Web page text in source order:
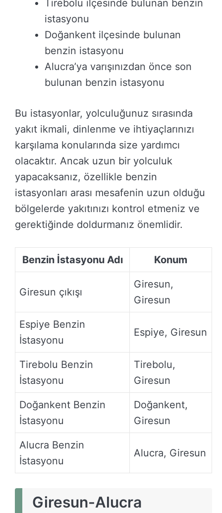
Tirebolu ilçesinde bulunan benzin
istasyonu
Doğankent ilçesinde bulunan
benzin istasyonu
Alucra’ya varışınızdan önce son
bulunan benzin istasyonu
Bu istasyonlar, yolculuğunuz sırasında
yakıt ikmali, dinlenme ve ihtiyaçlarınızı
karşılama konularında size yardımcı
olacaktır. Ancak uzun bir yolculuk
yapacaksanız, özellikle benzin
istasyonları arası mesafenin uzun olduğu
bölgelerde yakıtınızı kontrol etmeniz ve
gerektiğinde doldurmanız önemlidir.
Benzin İstasyonu Adı Konum
Giresun çıkışı
Giresun,
Giresun
Espiye Benzin
İstasyonu
Espiye, Giresun
Tirebolu Benzin
İstasyonu
Tirebolu,
Giresun
Doğankent Benzin
İstasyonu
Doğankent,
Giresun
Alucra Benzin
İstasyonu
Alucra, Giresun
Giresun-Alucra